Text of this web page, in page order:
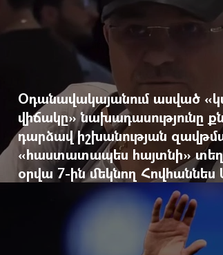
Օդանավակայանում ասված
վիճակը» նախադասությունը
դարձավ իշխանության
«հաստատապես հայտնի»
օրվա 7-ին մեկնող Հովհաննես
Երևանում է